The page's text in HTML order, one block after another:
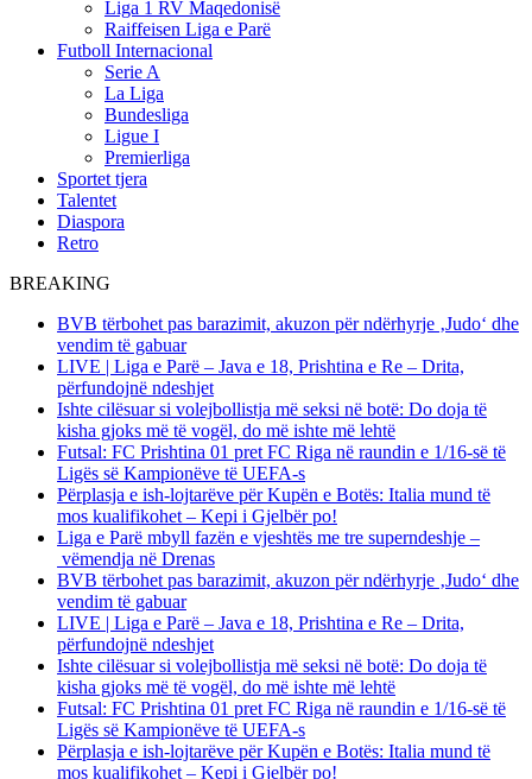
Liga 1 RV Maqedonisë
Raiffeisen Liga e Parë
Futboll Internacional
Serie A
La Liga
Bundesliga
Ligue I
Premierliga
Sportet tjera
Talentet
Diaspora
Retro
BREAKING
BVB tërbohet pas barazimit, akuzon për ndërhyrje ‚Judo‘ dhe
vendim të gabuar
LIVE | Liga e Parë – Java e 18, Prishtina e Re – Drita,
përfundojnë ndeshjet
Ishte cilësuar si volejbollistja më seksi në botë: Do doja të
kisha gjoks më të vogël, do më ishte më lehtë
Futsal: FC Prishtina 01 pret FC Riga në raundin e 1/16-së të
Ligës së Kampionëve të UEFA-s
Përplasja e ish-lojtarëve për Kupën e Botës: Italia mund të
mos kualifikohet – Kepi i Gjelbër po!
Liga e Parë mbyll fazën e vjeshtës me tre superndeshje –
vëmendja në Drenas
BVB tërbohet pas barazimit, akuzon për ndërhyrje ‚Judo‘ dhe
vendim të gabuar
LIVE | Liga e Parë – Java e 18, Prishtina e Re – Drita,
përfundojnë ndeshjet
Ishte cilësuar si volejbollistja më seksi në botë: Do doja të
kisha gjoks më të vogël, do më ishte më lehtë
Futsal: FC Prishtina 01 pret FC Riga në raundin e 1/16-së të
Ligës së Kampionëve të UEFA-s
Përplasja e ish-lojtarëve për Kupën e Botës: Italia mund të
mos kualifikohet – Kepi i Gjelbër po!